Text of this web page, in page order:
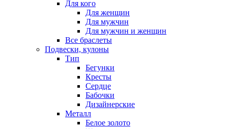
Для кого
Для женщин
Для мужчин
Для мужчин и женщин
Все браслеты
Подвески, кулоны
Тип
Бегунки
Кресты
Сердце
Бабочки
Дизайнерские
Металл
Белое золото